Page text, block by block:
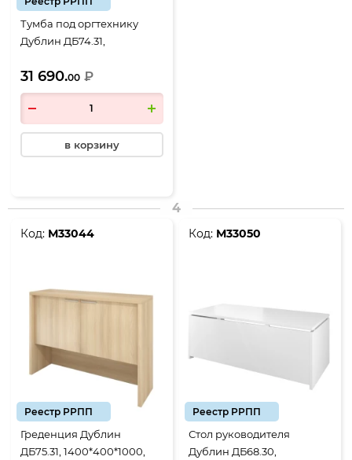
Тумба под оргтехнику
Дублин ДБ74.31,
лорка
31 690.00 ₽
в корзину
4
Код: М33044
Реестр РРПП
Греденция Дублин
ДБ75.31, 1400*400*1000,
Код: М33050
Реестр РРПП
Стол руководителя
Дублин ДБ68.30,